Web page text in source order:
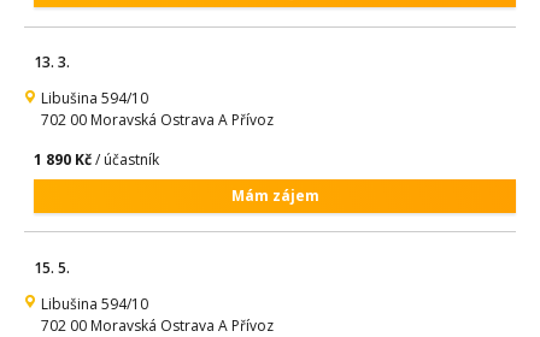
13. 3.
Libušina 594/10
702 00 Moravská Ostrava A Přívoz
1 890 Kč/ účastník
Mám zájem
15. 5.
Libušina 594/10
702 00 Moravská Ostrava A Přívoz